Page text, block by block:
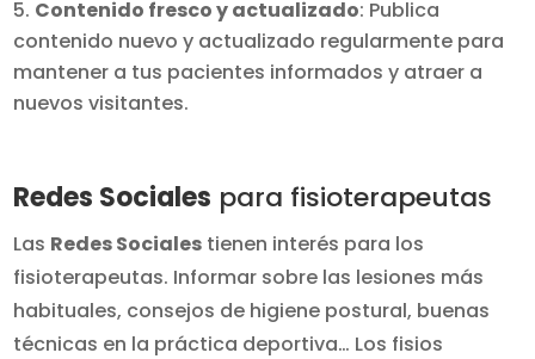
Contenido fresco y actualizado: Publica
contenido nuevo y actualizado regularmente para
mantener a tus pacientes informados y atraer a
nuevos visitantes.
Redes Sociales para fisioterapeutas
Las Redes Sociales tienen interés para los
fisioterapeutas. Informar sobre las lesiones más
habituales, consejos de higiene postural, buenas
técnicas en la práctica deportiva… Los fisios